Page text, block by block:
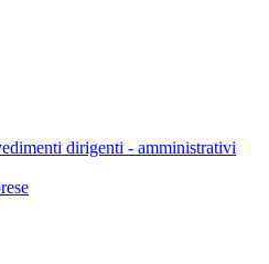
dirigenti - amministrativi